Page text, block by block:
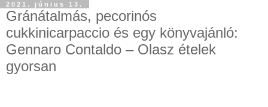
2021. június 13.
Gránátalmás, pecorinós
cukkinicarpaccio és egy könyvajánló:
Gennaro Contaldo – Olasz ételek
gyorsan